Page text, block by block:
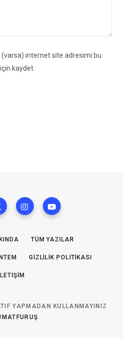
(varsa) internet site adresimi bu
kaydet
TÜM YAZILAR
GIZLILIK POLITIKASI
YAPMADAN KULLANMAYINIZ
.